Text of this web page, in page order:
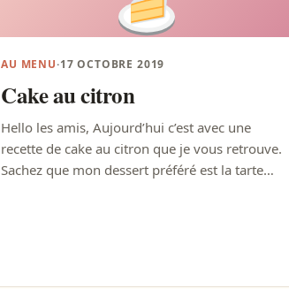
AU MENU·17 OCTOBRE 2019
Cake au citron
Hello les amis, Aujourd’hui c’est avec une
recette de cake au citron que je vous retrouve.
Sachez que mon dessert préféré est la tarte…